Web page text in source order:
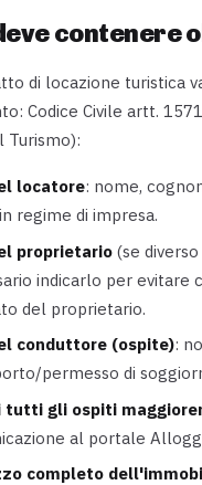
contenere
di locazione turistica
Codice Civile artt.
Turismo):
locatore: nome,
regime di impresa.
proprietario (se
indicarlo per evitare
del proprietario.
conduttore (ospite):
permesso di
tutti gli ospiti
al portale
completo